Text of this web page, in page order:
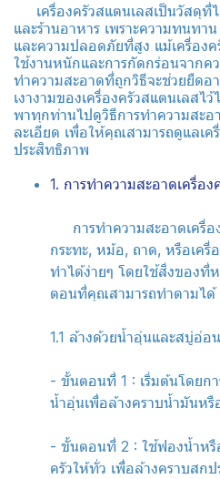
เครื่องครัวสแตนเลสเป็นวัสดุที่
และร้านอาหาร เพราะความทนทา
และความปลอดภัยที่สูง แม้เครื่อง
ใช้งานหนักและการกัดกร่อนจากค
ทำความสะอาดที่ถูกวิธีจะช่วยยืดอ
เงางามของเครื่องครัวสแตนเลสไ
พาทุกท่านไปดูวิธีการทำความสะอ
ละเอียด เพื่อให้คุณสามารถดูแลเ
ประสิทธิภาพ
1. การทำความสะอาดเครื่อ
การทำความสะอาดเครื่อ
กระทะ, หม้อ, ถาด, หรือเครื่
ทำได้ง่ายๆ โดยใช้สิ่งของที่
ตอนที่คุณสามารถทำตามได้
1.1 ล้างด้วยน้ำอุ่นและสบู่อ่อน
- ขั้นตอนที่ 1 : เริ่มต้นโดยกา
น้ำอุ่นเพื่อล้างคราบน้ำมันห
- ขั้นตอนที่ 2 : ใช้ฟองน้ำหรื
ครัวให้ทั่ว เพื่อล้างคราบสก